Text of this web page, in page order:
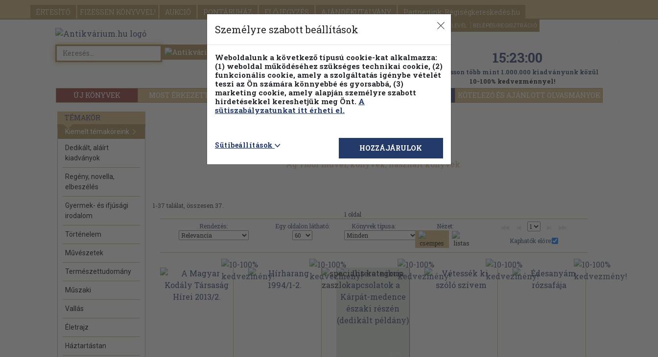
ÉRTESÍTŐ FIZESSEN KÖNYVVEL! AUKCIÓ PONTÁRUHÁZ ELŐJEGYZÉS AJÁNDÉKUTALVÁNY Partnerünk: Régiségkereskedés.hu
SEGÍTSÉG HÍRLEVÉL BELÉPÉS/REGISZTRÁCIÓ
ÚJ KÖNYVEK MOST ÉRKEZETT PILLANATNYI ÁRAINK FENNTARTHATÓ OLVASMÁNYOK KÖTELEZŐ ÉS AJÁNLOTT OLVASMÁNYOK
Részletes kereső Témaköri fa 15:22:58
Válogasson több mint 1.000.000 kiadványunk közül
10-100% kedvezménnyel!
TÉMAKÖR
Kiemelt témaköreink
Dedikált, aláírt
kiadványok
Regény, novella,
elbeszélés
Gyermek- és ifjúsági
irodalom
Történelem
Művészetek
Természettudomány
Műszaki
Vallás
Életrajz
Háztartástan
Ág Tibor művei, könyvek, használt könyvek
1-37 találat, összesen 37.
1 oldal
Rendezés:
Egy oldalon látható: Könyvek típusa:
Nézet:
Kaphatók előre:
Személyre szabott beállítások
Weboldalunk a következő típusú cookie-kat alkalmazza:
(1) weboldal működéséhez szükséges technikai cookie, (2)
funkcionális cookie, amely a szolgáltatás igénybe vételét
teszi az Ön számára könnyebbé és gyorsabbá, (3)
marketing cookie, amely alapján személyre szabott
hirdetésekkel kereshetjük meg Önt. A
sütiszabályzatunkat itt érheti el.
Sütibeállítások HOZZÁJÁRULOK